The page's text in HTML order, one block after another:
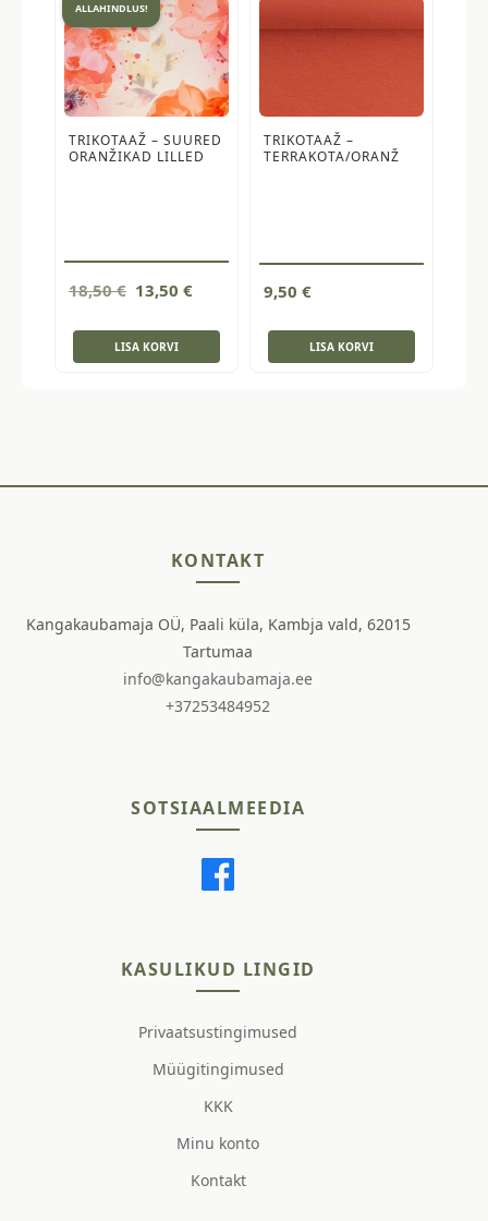
ALLAHINDLUS!
TRIKOTAAŽ – SUURED
ORANŽIKAD LILLED
18,50€ Algne
oli:
18,50 €.
13,50 €Current
is:
LISA KORVI
TRIKOTAAŽ –
TERRAKOTA/ORANŽ
9,50 €
LISA KORVI
KONTAKT
Kangakaubamaja OÜ, Paali küla, Kambja vald, 62015
Tartumaa
info@kangakaubamaja.ee
+37253484952
SOTSIAALMEEDIA
KASULIKUD LINGID
Privaatsustingimused
Müügitingimused
KKK
Minu konto
Kontakt